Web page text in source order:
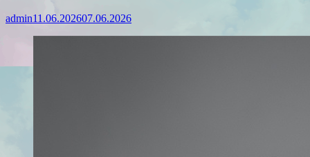
admin11.06.202607.06.2026